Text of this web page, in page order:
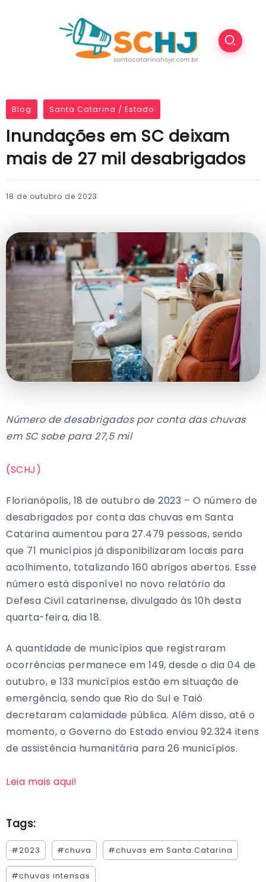
Blog Santa Catarina / Estado
Inundações em SC deixam
mais de 27 mil desabrigados
18 de outubro de 2023
Número de desabrigados por conta das chuvas
em SC sobe para 27,5 mil
(SCHJ)
Florianópolis, 18 de outubro de 2023 – O número de
desabrigados por conta das chuvas em Santa
Catarina aumentou para 27.479 pessoas, sendo
que 71 municípios já disponibilizaram locais para
acolhimento, totalizando 160 abrigos abertos. Esse
número está disponível no novo relatório da
Defesa Civil catarinense, divulgado às 10h desta
quarta-feira, dia 18.
A quantidade de municípios que registraram
ocorrências permanece em 149, desde o dia 04 de
outubro, e 133 municípios estão em situação de
emergência, sendo que Rio do Sul e Taió
decretaram calamidade pública. Além disso, até o
momento, o Governo do Estado enviou 92.324 itens
de assistência humanitária para 26 municípios.
Leia mais aqui!
Tags:
#2023 #chuva #chuvas em Santa Catarina
#chuvas intensas